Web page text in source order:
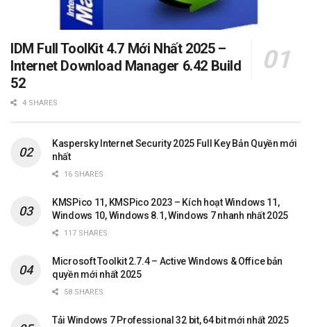
IDM Full ToolKit 4.7 Mới Nhất 2025 –
Internet Download Manager 6.42 Build
52
4 SHARES
Kaspersky Internet Security 2025 Full Key Bản Quyền mới
nhất
16 SHARES
KMSPico 11, KMSPico 2023 – Kích hoạt Windows 11,
Windows 10, Windows 8.1, Windows 7 nhanh nhất 2025
117 SHARES
Microsoft Toolkit 2.7.4 – Active Windows & Office bản
quyền mới nhất 2025
58 SHARES
Tải Windows 7 Professional 32 bit, 64 bit mới nhất 2025